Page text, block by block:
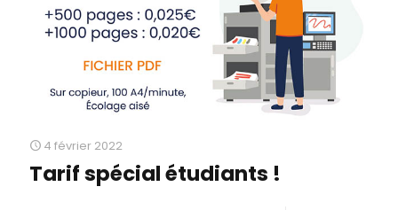
4 février 2022
Tarif spécial étudiants !